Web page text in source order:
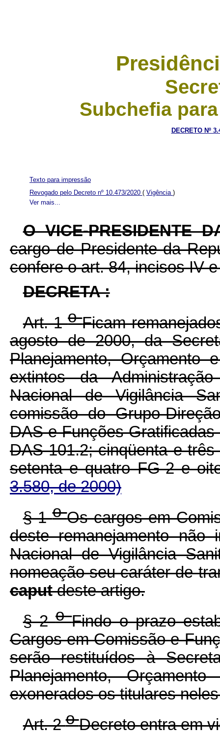
Subchefia
DECRETO Nº
Ver mais...
Texto para impressão
Revogado pelo Decreto nº 10.473/2020 ( Vigência )
O VICE-PRESIDENTE
cargo de Presidente da
confere o art. 84, incisos IV
DECRETA :
Art. 1oFicam
agosto de 2000, da
Planejamento, Orçamento
extintos da
Nacional de Vigilância
comissão do Grupo-
DAS e Funções
DAS 101.2; cinqüenta e
setenta e quatro FG-2 e
3.580, de 2000)
§ 1oOs cargos em
deste remanejamento não
Nacional de Vigilância
nomeação seu caráter de
caputdeste artigo.
§ 2oFindo o prazo
Cargos em Comissão e
serão restituídos à
Planejamento,
exonerados os titulares
Art. 2oDecreto entra em